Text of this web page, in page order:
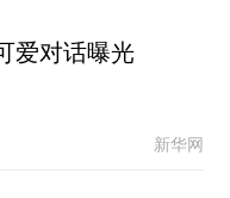
爱对话曝光
新华网